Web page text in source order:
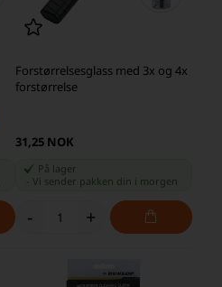
Forstørrelsesglass med 3x og 4x
forstørrelse
31,25 NOK
På lager
Vi sender pakken din i morgen
- +